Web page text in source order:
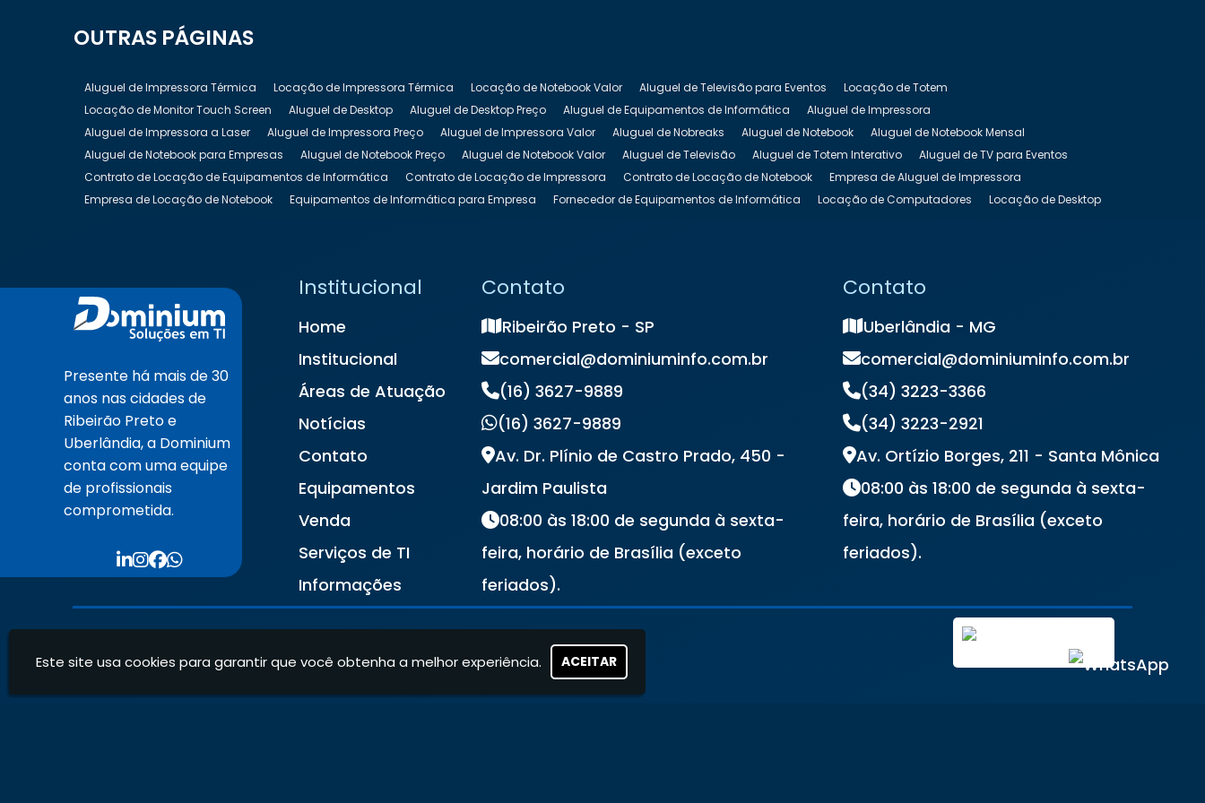
OUTRAS PÁGINAS
Aluguel de Impressora Térmica Locação de Impressora Térmica Locação de Notebook Valor Aluguel de Televisão para Eventos
Locação de Totem
Locação de Monitor Touch Screen
Aluguel de Desktop Aluguel de Desktop Preço Aluguel de Equipamentos de Informática
Aluguel de Impressora
Aluguel de Impressora a Laser
Aluguel de Impressora Preço Aluguel de Impressora Valor Aluguel de Nobreaks Aluguel de Notebook
Aluguel de Notebook Mensal
Aluguel de Notebook para Empresas
Aluguel de Notebook Preço Aluguel de Notebook Valor Aluguel de Televisão Aluguel de Totem Interativo
Aluguel de TV para Eventos
Contrato de Locação de Equipamentos de Informática
Contrato de Locação de Impressora Contrato de Locação de Notebook
Empresa de Aluguel de Impressora
Empresa de Locação de Notebook
Equipamentos de Informática para Empresa Fornecedor de Equipamentos de Informática Locação de Computadores
Locação de Desktop
Locação de TV para Eventos
Preço Aluguel de Notebook Preço de Locação de Notebook
Presente há mais de 30
anos nas cidades de
Ribeirão Preto e
Uberlândia, a Dominium
conta com uma equipe
de profissionais
comprometida.
Institucional
Home
Institucional
Áreas de Atuação
Notícias
Contato
Equipamentos
Venda
Serviços de TI
Informações
Contato
Ribeirão Preto - SP
comercial@dominiuminfo.com.br
(16) 3627-9889
(16) 3627-9889
Av. Dr. Plínio de Castro Prado, 450 -
Jardim Paulista
08:00 às 18:00 de segunda à sexta-
feira, horário de Brasília (exceto
feriados).
Contato
Uberlândia - MG
comercial@dominiuminfo.com.br
(34) 3223-3366
(34) 3223-2921
Av. Ortízio Borges, 211 - Santa Mônica
08:00 às 18:00 de segunda à sexta-
feira, horário de Brasília (exceto
feriados).
Este site usa cookies para garantir que você obtenha a melhor experiência. ACEITAR